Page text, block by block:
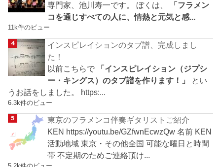
専門家、池川寿一です。 ぼくは、
「フラメン
コを通じすべての人に、情熱と元気と感...
11k件のビュー
インスピレイションのタブ譜、完成しまし
た！
以前こちらで
「インスピレイション（ジプシ
ー・キングス）のタブ譜を作ります！」
とい
うお話をしました。 https:...
6.3k件のビュー
東京のフラメンコ伴奏ギタリストご紹介
KEN https://youtu.be/GZfwnEcwzQw 名前 KEN
活動地域 東京・その他全国 可能な曜日と時間
帯 不定期のためご連絡頂け...